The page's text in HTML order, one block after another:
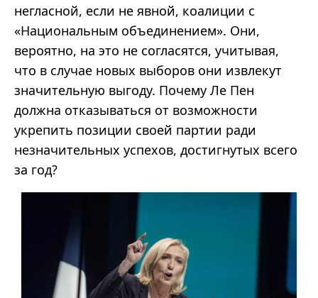
негласной, если не явной, коалиции с
«Национальным объединением». Они,
вероятно, на это не согласятся, учитывая,
что в случае новых выборов они извлекут
значительную выгоду. Почему Ле Пен
должна отказываться от возможности
укрепить позиции своей партии ради
незначительных успехов, достигнутых всего
за год?